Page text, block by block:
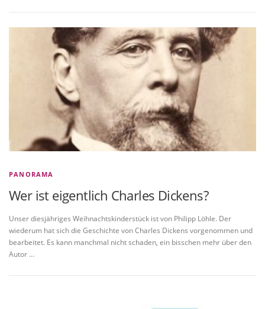
PANORAMA
Wer ist eigentlich Charles Dickens?
Unser diesjähriges Weihnachtskinderstück ist von Philipp Löhle. Der
wiederum hat sich die Geschichte von Charles Dickens vorgenommen und
bearbeitet. Es kann manchmal nicht schaden, ein bisschen mehr über den
Autor …